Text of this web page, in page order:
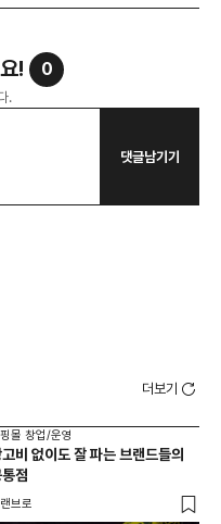
! 0
.
댓글남기기
더보기
몰 창업/운영
비 없이도 잘 파는 브랜드들의
점
브로